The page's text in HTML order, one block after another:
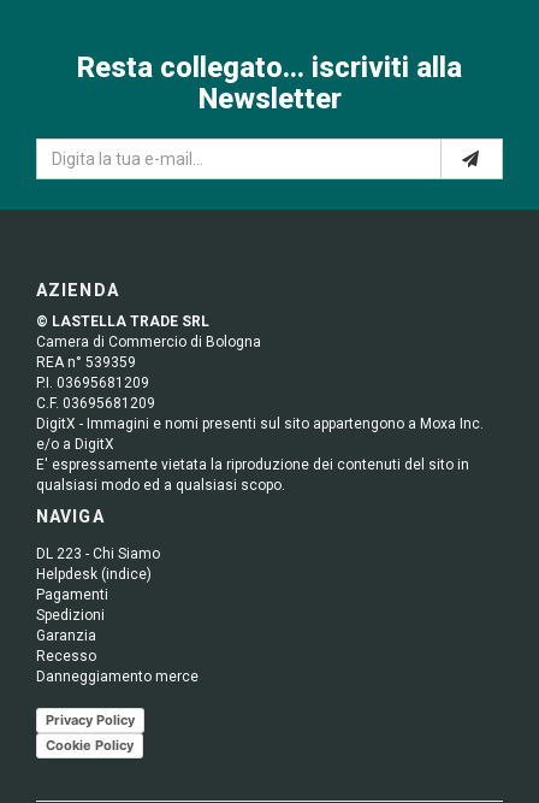
Resta collegato... iscriviti alla
Newsletter
AZIENDA
© LASTELLA TRADE SRL
Camera di Commercio di Bologna
REA n° 539359
P.I. 03695681209
C.F. 03695681209
DigitX - Immagini e nomi presenti sul sito appartengono a Moxa Inc.
e/o a DigitX
E' espressamente vietata la riproduzione dei contenuti del sito in
qualsiasi modo ed a qualsiasi scopo.
NAVIGA
DL 223 - Chi Siamo
Helpdesk (indice)
Pagamenti
Spedizioni
Garanzia
Recesso
Danneggiamento merce
Privacy Policy
Cookie Policy